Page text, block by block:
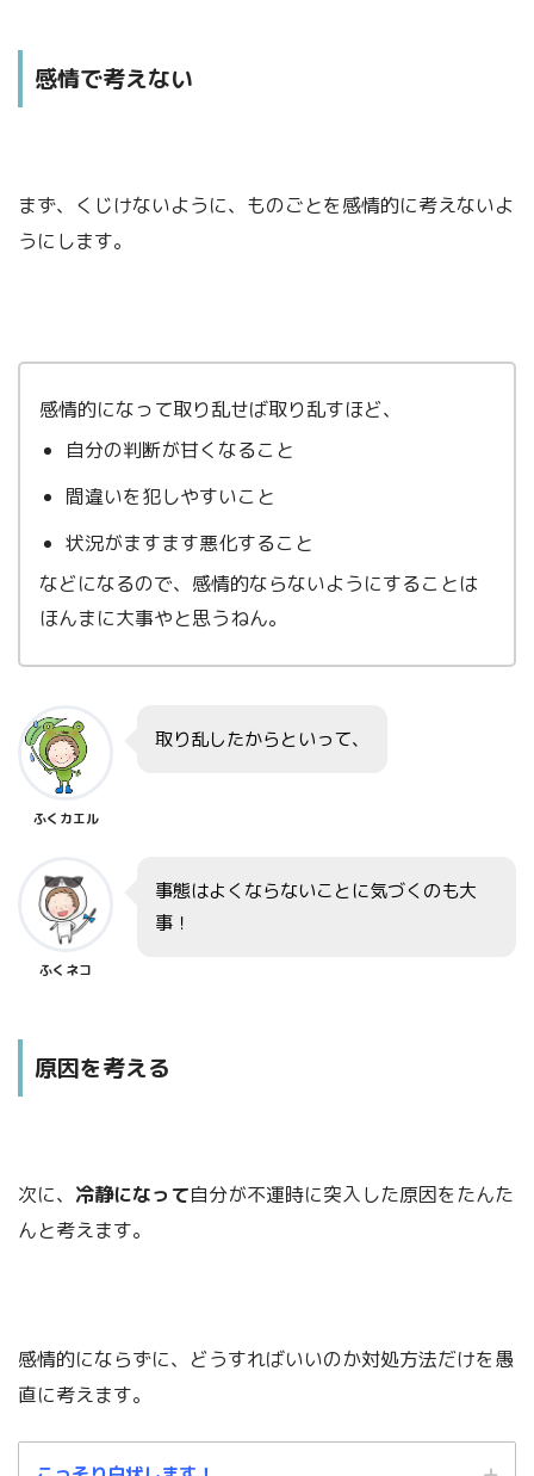
感情で考えない
まず、くじけないように、ものごとを感情的に考えないよ
うにします。
感情的になって取り乱せば取り乱すほど、
自分の判断が甘くなること
間違いを犯しやすいこと
状況がますます悪化すること
などになるので、感情的ならないようにすることは
ほんまに大事やと思うねん。
ふくカエル
取り乱したからといって、
ふくネコ
事態はよくならないことに気づくのも大
事！
原因を考える
次に、 冷静になって自分が不運時に突入した原因をたんた
んと考えます。
感情的にならずに、どうすればいいのか対処方法だけを愚
直に考えます。